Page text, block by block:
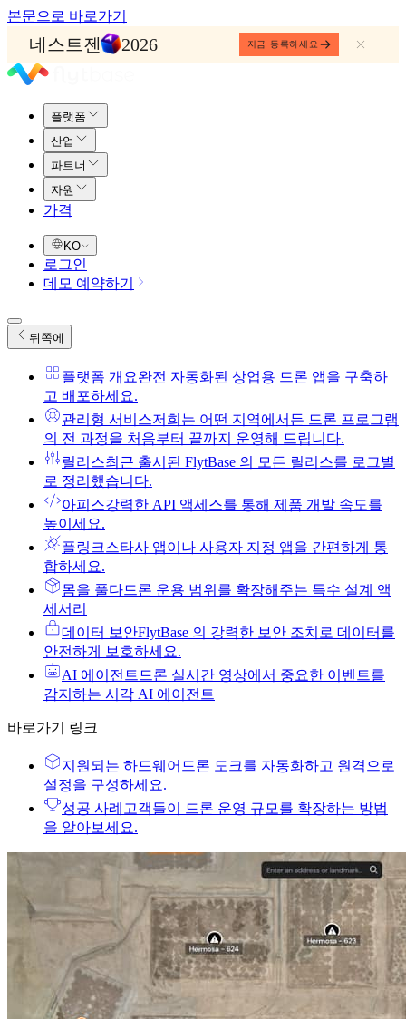
본문으로 바로가기
네스트젠 2026 지금 등록하세요
플랫폼
산업
파트너
자원
가격
KO
로그인
데모 예약하기
뒤쪽에
플랫폼 개요완전 자동화된 상업용 드론 앱을 구축하
고 배포하세요.
관리형 서비스저희는 어떤 지역에서든 드론 프로그램
의 전 과정을 처음부터 끝까지 운영해 드립니다.
릴리스최근 출시된 FlytBase 의 모든 릴리스를 로그별
로 정리했습니다.
아피스강력한 API 액세스를 통해 제품 개발 속도를
높이세요.
플링크스타사 앱이나 사용자 지정 앱을 간편하게 통
합하세요.
몸을 풀다드론 운용 범위를 확장해주는 특수 설계 액
세서리
데이터 보안FlytBase 의 강력한 보안 조치로 데이터를
안전하게 보호하세요.
AI 에이전트 드론 실시간 영상에서 중요한 이벤트를
감지하는 시각 AI 에이전트
바로가기 링크
지원되는 하드웨어 드론 도크를 자동화하고 원격으로
설정을 구성하세요.
성공 사례 고객들이 드론 운영 규모를 확장하는 방법
을 알아보세요.